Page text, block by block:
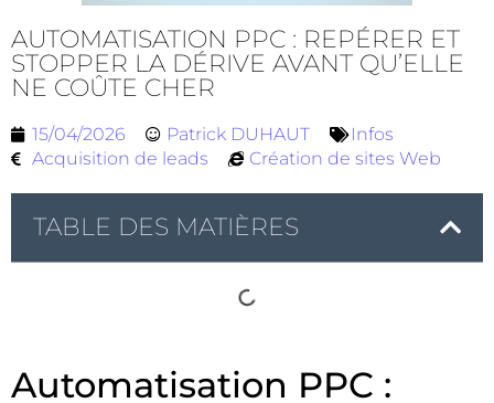
AUTOMATISATION PPC : REPÉRER ET
STOPPER LA DÉRIVE AVANT QU’ELLE
NE COÛTE CHER
15/04/2026 Patrick DUHAUT
Infos
Acquisition de leads
Création de sites Web
TABLE DES MATIÈRES
Automatisation PPC :